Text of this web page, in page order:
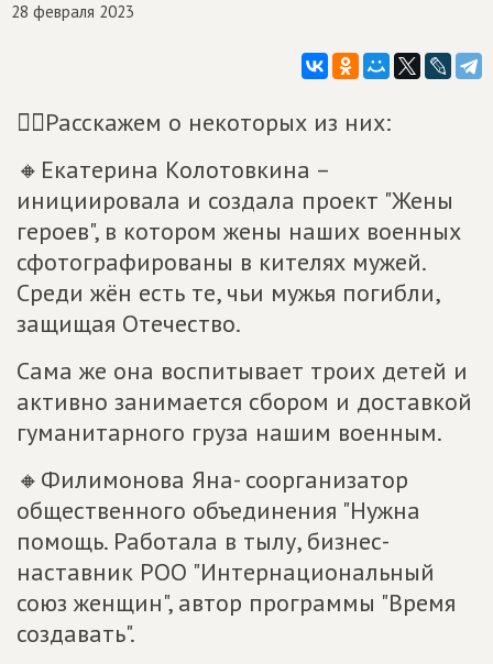
28 февраля 2023
👇🏼Расскажем о некоторых из них:
🔸Екатерина Колотовкина –
инициировала и создала проект "Жены
героев", в котором жены наших военных
сфотографированы в кителях мужей.
Среди жён есть те, чьи мужья погибли,
защищая Отечество.
Сама же она воспитывает троих детей и
активно занимается сбором и доставкой
гуманитарного груза нашим военным.
🔸Филимонова Яна- соорганизатор
общественного объединения "Нужна
помощь. Работала в тылу, бизнес-
наставник РОО "Интернациональный
союз женщин", автор программы "Время
создавать".